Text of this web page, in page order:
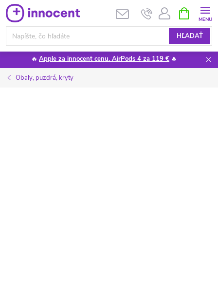
Prejsť
na
obsah
HĽADAŤ
KOŠÍK
🔥 Apple za innocent cenu. AirPods 4 za 119 € 🔥
Obaly, puzdrá, kryty